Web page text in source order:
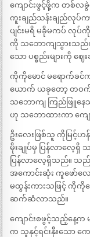
ကျောင်းဖွင့်ဖို့က တစ်
ကူးချည်သန်းချည်လုပ်က
ပျင်းမရိ မခိုမကပ် လု
ကို သဘောကျသွားသည်
သော ပစ္စည်းများကို ဈ
ကိုကိုမောင် မရောက်ခင်
ယောက် ယခုတော့ တဝက်
သဘောကျ ကြည်ဖြူန
ဟု သဘောထားကာ ကျေ
ဦးလေးဖြစ်သူ ကိုမြ
မိုးချုပ်မှ ပြန်လာလေ့ရှိ
ပြန်လာလေ့ရှိသည်။ သ
အကောင်းဆုံး ကူဖော်လ
မထွန်းကားသဖြင့် ကို
ဆက်ဆံလာသည်။
ကျောင်းစဖွင့်သည့်နေ့
က သူနှင့်ရင်းနှီးသော